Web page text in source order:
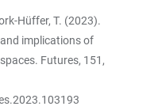
Hüffer, T. (2023).
implications of
Futures, 151,